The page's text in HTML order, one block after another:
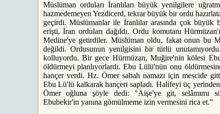
Müslüman orduları İranlıları büyük yenilgilere
hazmedemeyen Yezdicerd, tekrar büyük bir ordu
geçirdi. Müslümanlar ile İranlılar arasında çok büyük
erişti, İran orduları dağıldı. Ordu komutanı
Medine'ye getirdiler. Müslüman oldu, fakat onun bu
değildi. Ordusunun yenilgisini bir türlü
kolluyordu. Bir gece Hürmüzan, Muğire'nin kölesi
öldürmeyi planlıyorlardı. Ebu Lülü'nün onu
hançer verdi. Hz. Ömer sabah namazı için mescide
Ebu Lü'lü kalkarak hançeri sapladı. Halifeyi üç yerinden
Ömer oğluna şöyle dedi: "Aişe'ye git, selâmımı
Ebubekir'in yanına gömülmeme izin vermesini rica et."